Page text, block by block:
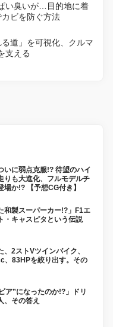
い臭いが…目的地に着
ビを防ぐ方法
道」を可視化、クルマ
支える
いに弱点克服!? 待望のハイ
りも大進化、フルモデルチ
か!? 【予想CG付き】
和製スーパーカー!?」F1エ
・キャスピタという伝説
2ストVツインバイク、
、83HPを絞り出す。その
ア”になったのか!?」ドリ
、その答え